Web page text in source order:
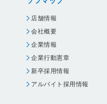
店舗情報
会社概要
企業情報
企業行動憲章
新卒採用情報
アルバイト採用情報